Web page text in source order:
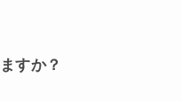
すか？